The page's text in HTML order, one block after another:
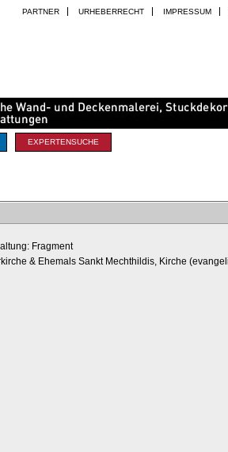
PARTNER URHEBERRECHT IMPRESSUM
EXPERTENSUCHE
Fragment
& Ehemals Sankt Mechthildis, Kirche